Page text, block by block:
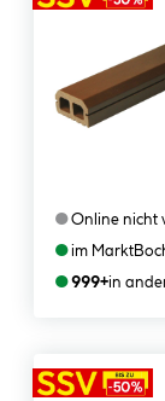
●Online nicht
●im Markt
●999+in